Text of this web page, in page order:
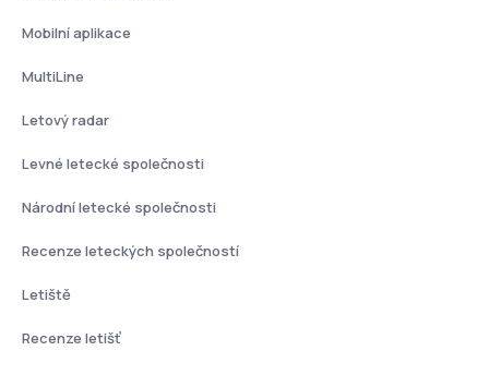
Mobilní aplikace
MultiLine
Letový radar
Levné letecké společnosti
Národní letecké společnosti
Recenze leteckých společností
Letiště
Recenze letišť